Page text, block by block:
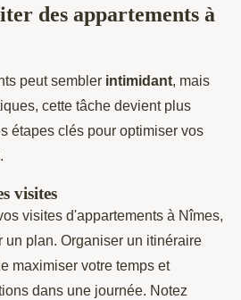
des appartements à
peut sembler intimidant, mais
cette tâche devient plus
étapes clés pour optimiser vos
visites
visites d'appartements à Nîmes,
un plan. Organiser un itinéraire
maximiser votre temps et
dans une journée. Notez